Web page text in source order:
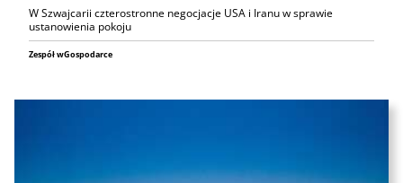
W Szwajcarii czterostronne negocjacje USA i Iranu w sprawie
ustanowienia pokoju
Zespół wGospodarce